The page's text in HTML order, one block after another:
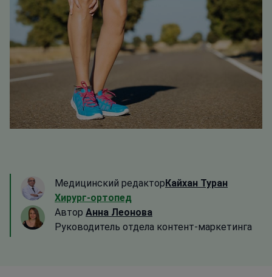
Медицинский редакторКайхан Туран
Хирург-ортопед
Автор Анна Леонова
Руководитель отдела контент-маркетинга